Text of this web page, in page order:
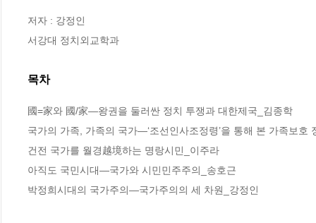
저자 : 강정인
서강대 정치외교학과
목차
國=家와 國/家―왕권을 둘러싼 정치 투쟁과 대한제국_김종학
국가의 가족, 가족의 국가―‘조선인사조정령’을 통해 본 가족보호
건전 국가를 월경越境하는 명랑시민_이주라
아직도 국민시대―국가와 시민민주주의_송호근
박정희시대의 국가주의―국가주의의 세 차원_강정인